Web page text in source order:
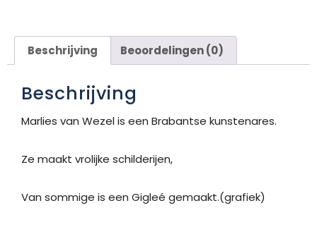
Beschrijving Beoordelingen (0)
Beschrijving
Marlies van Wezel is een Brabantse kunstenares.
Ze maakt vrolijke schilderijen,
Van sommige is een Gigleé gemaakt.(grafiek)